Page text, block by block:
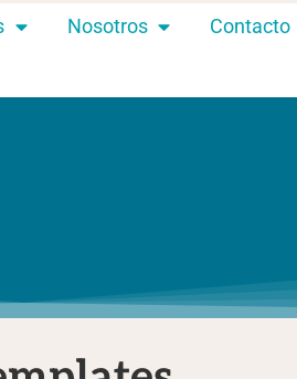
Nosotros Contacto